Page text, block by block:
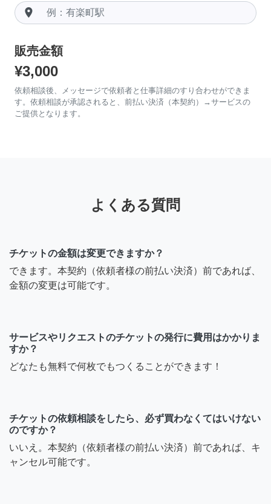
room
販売金額
¥3,000
依頼相談後、メッセージで依頼者と仕事詳細のすり合わせができま
す。依頼相談が承認されると、前払い決済（本契約）→サービスの
ご提供となります。
よくある質問
チケットの金額は変更できますか？
できます。本契約（依頼者様の前払い決済）前であれば、
金額の変更は可能です。
サービスやリクエストのチケットの発行に費用はかかりま
すか？
どなたも無料で何枚でもつくることができます！
チケットの依頼相談をしたら、必ず買わなくてはいけない
のですか？
いいえ。本契約（依頼者様の前払い決済）前であれば、キ
ャンセル可能です。